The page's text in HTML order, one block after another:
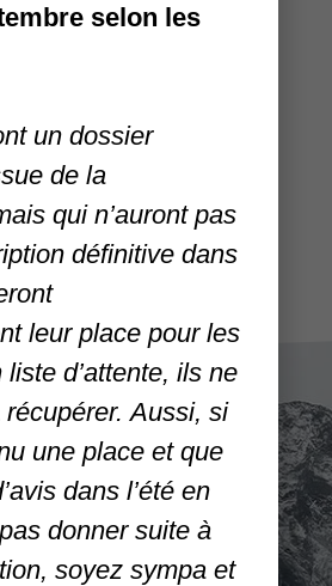
selon les
un dossier
de la
qui n’auront pas
définitive dans
leur place pour les
d’attente, ils ne
récupérer.Aussi, si
une place et que
dans l’été en
donner suite à
soyez sympa et